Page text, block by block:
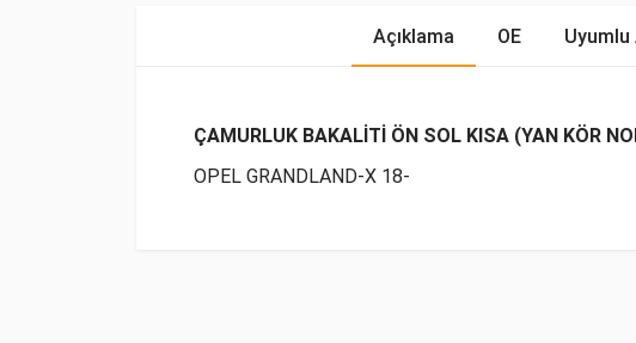
Açıklama OE
ÇAMURLUK BAKALİTİ ÖN SOL KISA (YAN KÖR
OPEL GRANDLAND-X 18-